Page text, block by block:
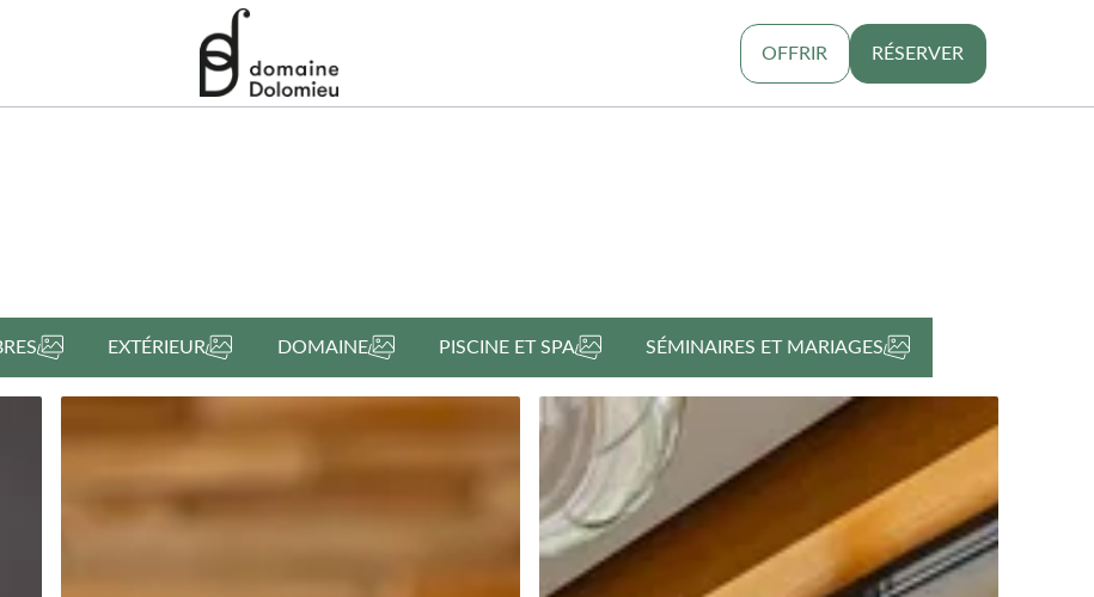
OFFRIR RÉSERVER
EXTÉRIEUR DOMAINE PISCINE ET SPA SÉMINAIRES ET MARIAGES